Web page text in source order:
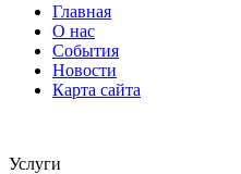
Главная
О нас
События
Новости
Карта сайта
Услуги